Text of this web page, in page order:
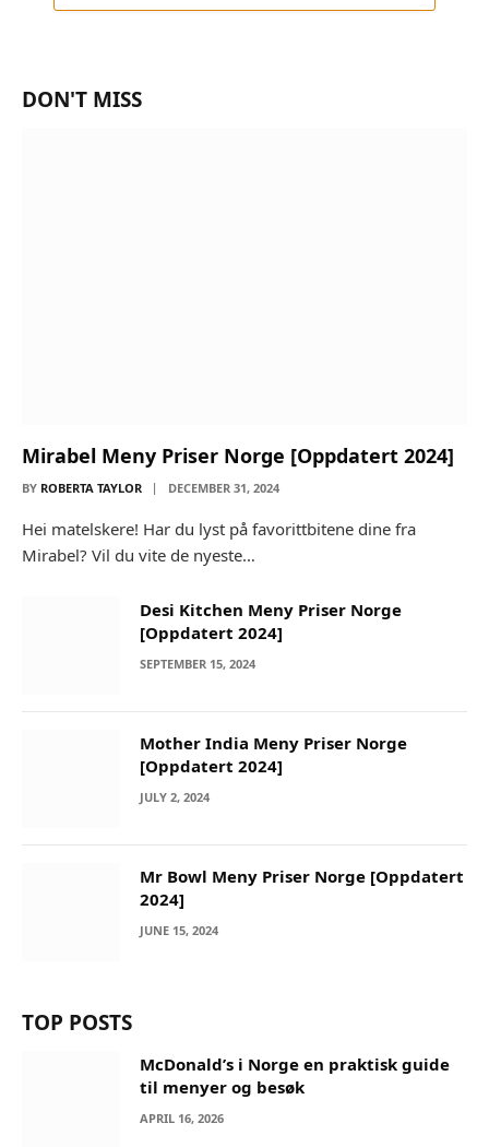
DON'T MISS
Mirabel Meny Priser Norge [Oppdatert 2024]
BY ROBERTA TAYLOR DECEMBER 31, 2024
Hei matelskere! Har du lyst på favorittbitene dine fra
Mirabel? Vil du vite de nyeste…
Desi Kitchen Meny Priser Norge
[Oppdatert 2024]
SEPTEMBER 15, 2024
Mother India Meny Priser Norge
[Oppdatert 2024]
JULY 2, 2024
Mr Bowl Meny Priser Norge [Oppdatert
2024]
JUNE 15, 2024
TOP POSTS
McDonald’s i Norge en praktisk guide
til menyer og besøk
APRIL 16, 2026